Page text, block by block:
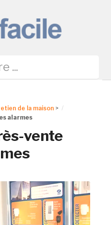
de la maison >
alarmes
vente